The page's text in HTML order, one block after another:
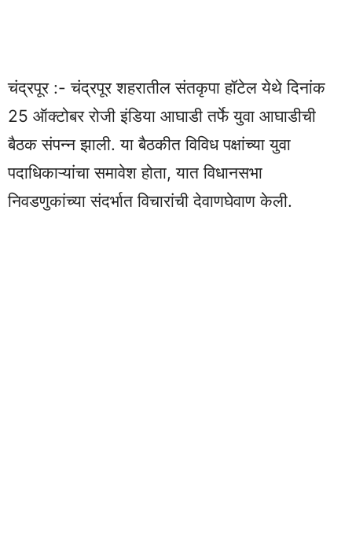
चंद्रपूर :- चंद्रपूर शहरातील संतकृपा हॉटेल येथे दिनांक
25 ऑक्टोबर रोजी इंडिया आघाडी तर्फे युवा आघाडीची
बैठक संपन्न झाली. या बैठकीत विविध पक्षांच्या युवा
पदाधिकाऱ्यांचा समावेश होता, यात विधानसभा
निवडणुकांच्या संदर्भात विचारांची देवाणघेवाण केली.